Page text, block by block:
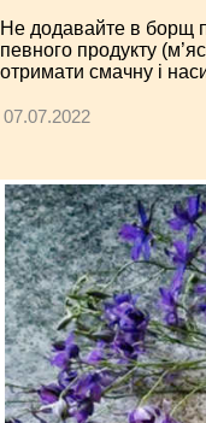
Не додавайте в борщ
певного продукту
отримати смачну і
07.07.2022